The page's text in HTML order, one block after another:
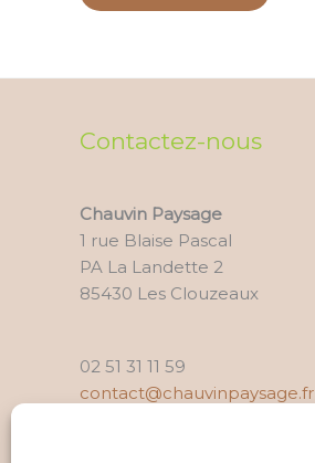
Contactez-nous
Chauvin Paysage
1 rue Blaise Pascal
PA La Landette 2
85430 Les Clouzeaux
02 51 31 11 59
contact@chauvinpaysage.fr